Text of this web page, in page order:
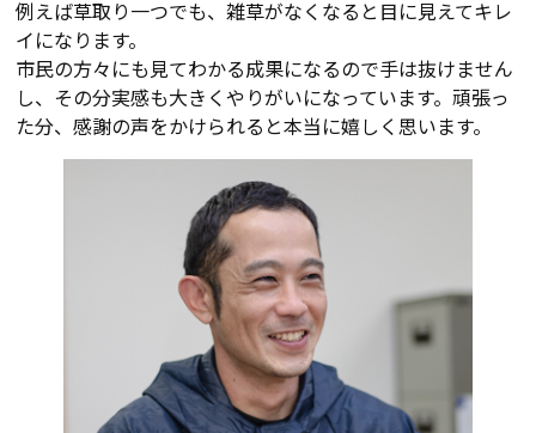
例えば草取り一つでも、雑草がなくなると目に見えてキレ
イになります。
市民の方々にも見てわかる成果になるので手は抜けません
し、その分実感も大きくやりがいになっています。頑張っ
た分、感謝の声をかけられると本当に嬉しく思います。